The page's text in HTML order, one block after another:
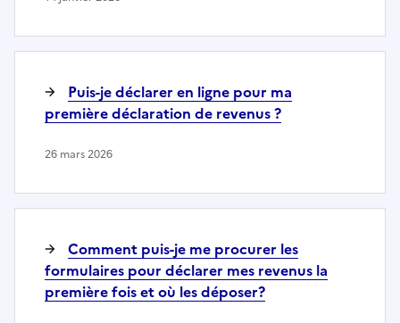
Puis-je déclarer en ligne pour ma
première déclaration de revenus ?
26 mars 2026
Comment puis-je me procurer les
formulaires pour déclarer mes revenus la
première fois et où les déposer?